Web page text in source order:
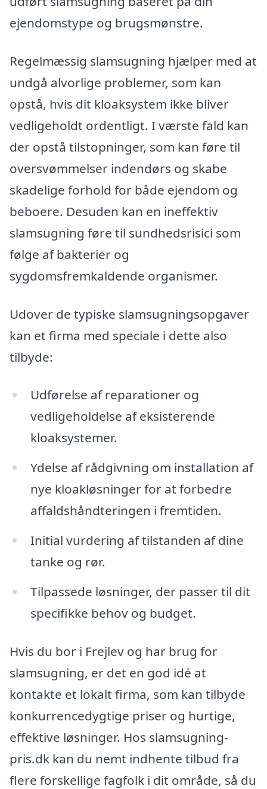
ejendomstype og brugsmønstre.
Regelmæssig slamsugning hjælper med at
undgå alvorlige problemer, som kan
opstå, hvis dit kloaksystem ikke bliver
vedligeholdt ordentligt. I værste fald kan
der opstå tilstopninger, som kan føre til
oversvømmelser indendørs og skabe
skadelige forhold for både ejendom og
beboere. Desuden kan en ineffektiv
slamsugning føre til sundhedsrisici som
følge af bakterier og
sygdomsfremkaldende organismer.
Udover de typiske slamsugningsopgaver
kan et firma med speciale i dette also
tilbyde:
Udførelse af reparationer og
vedligeholdelse af eksisterende
kloaksystemer.
Ydelse af rådgivning om installation af
nye kloakløsninger for at forbedre
affaldshåndteringen i fremtiden.
Initial vurdering af tilstanden af dine
tanke og rør.
Tilpassede løsninger, der passer til dit
specifikke behov og budget.
Hvis du bor i Frejlev og har brug for
slamsugning, er det en god idé at
kontakte et lokalt firma, som kan tilbyde
konkurrencedygtige priser og hurtige,
effektive løsninger. Hos slamsugning-
pris.dk kan du nemt indhente tilbud fra
flere forskellige fagfolk i dit område, så du